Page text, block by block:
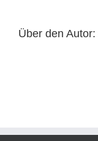
Über den Autor: